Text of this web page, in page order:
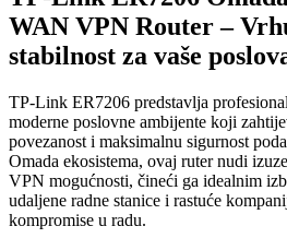
WAN VPN Router –
stabilnost za vaše
TP-Link ER7206 predstavlja
moderne poslovne ambijente koji
povezanost i maksimalnu sigurnost
Omada ekosistema, ovaj ruter nudi
VPN mogućnosti, čineći ga idealnim
udaljene radne stanice i rastuće
kompromise u radu.